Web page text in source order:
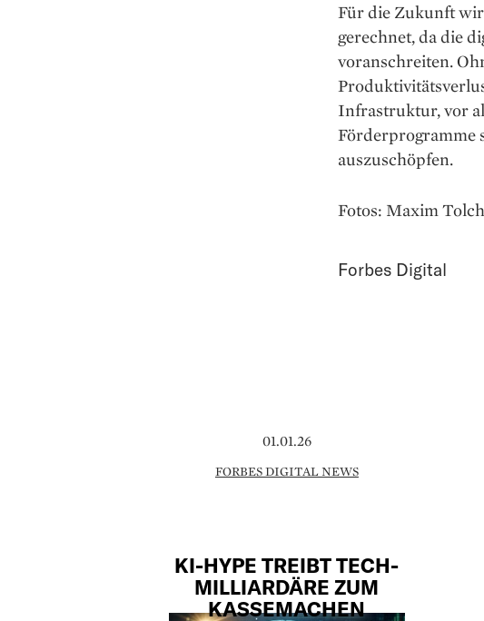
Für die Zukunft
gerechnet, da die
voranschreiten.
Infrastruktur, vor
Förderprogramme
auszuschöpfen.
Fotos: Maxim
Forbes Digital
01.01.26
FORBES DIGITAL NEWS
KI-HYPE TREIBT TECH-
MILLIARDÄRE ZUM
KASSEMACHEN